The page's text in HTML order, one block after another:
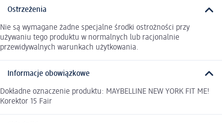
Ostrzeżenia
Nie są wymagane żadne specjalne środki ostrożności przy
używaniu tego produktu w normalnych lub racjonalnie
przewidywalnych warunkach użytkowania.
Informacje obowiązkowe
Dokładne oznaczenie produktu: MAYBELLINE NEW YORK FIT ME!
Korektor 15 Fair